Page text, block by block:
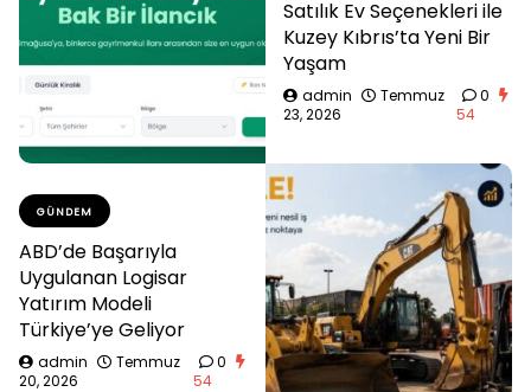
Satılık Ev Seçenekleri ile
Kuzey Kıbrıs’ta Yeni Bir
Yaşam
admin
Temmuz
23, 2026
0
54
GÜNDEM
ABD’de Başarıyla
Uygulanan Logisar
Yatırım Modeli
Türkiye’ye Geliyor
admin
Temmuz
20, 2026
0
54